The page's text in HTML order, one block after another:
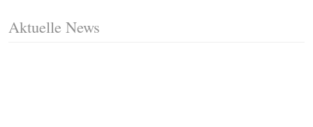
Aktuelle News